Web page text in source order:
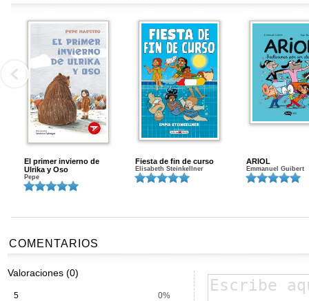
El primer invierno de
Ulrika y Oso
Pepe
Fiesta de fin de curso
Elisabeth Steinkellner
ARIOL
Emmanuel Guibert
COMENTARIOS
Valoraciones (0)
5
0%